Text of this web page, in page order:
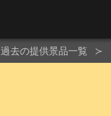
過去の提供景品一覧